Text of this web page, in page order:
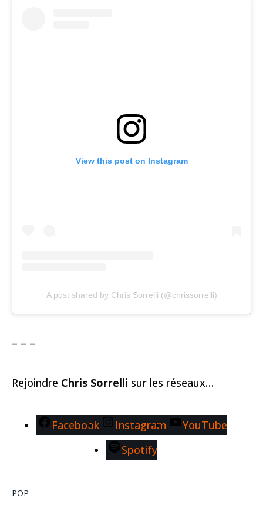
View this post on Instagram
A post shared by Chris Sorrelli (@chrissorrelli)
– – –
Rejoindre Chris Sorrelli sur les réseaux…
Facebook Instagram
YouTube
Spotify
POP